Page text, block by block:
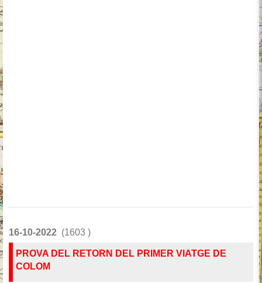
16-10-2022 (1603 )
PROVA DEL RETORN DEL PRIMER VIATGE DE
COLOM